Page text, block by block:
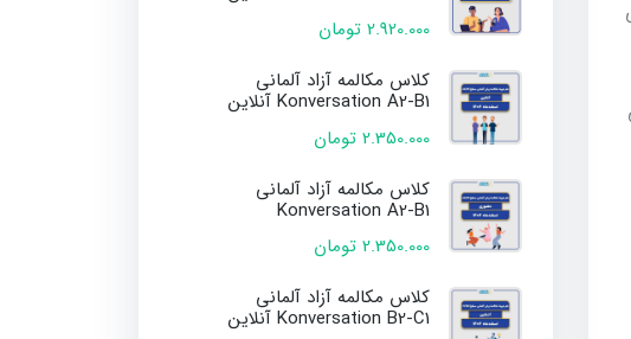
2.920.000 تومان
کلاس مکالمه آزاد آلمانی
Konversation A2-B1 آنلاین
2.350.000 تومان
کلاس مکالمه آزاد آلمانی
Konversation A2-B1
2.350.000 تومان
کلاس مکالمه آزاد آلمانی
Konversation B2-C1 آنلاین